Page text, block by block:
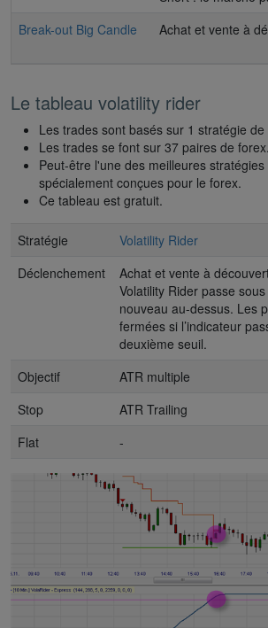
Break-out Big Candle
Achat et vente à
Le tableau volatility rider
Les trades sont basés sur 1 stratégie de
Les trades se font sur 37 paires de forex.
Peut-être l'une des meilleures
spécialement conçues pour le forex.
Ce tableau est gratuit.
Stratégie
Volatility Rider
Déclenchement
Achat et vente à
Volatility Rider passe
nouveau au-dessus. Les
fermées si l’indicateur
deuxième seuil.
Objectif
ATR multiple
Stop
ATR Trailing
Flat
-